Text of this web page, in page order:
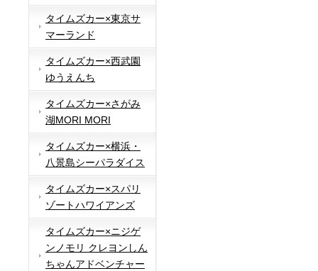
タイムズカー×東京サ
マーランド
タイムズカー×西武園
ゆうえんち
タイムズカー×さがみ
湖MORI MORI
タイムズカー×横浜・
八景島シーパラダイス
タイムズカー×スパリ
ゾートハワイアンズ
タイムズカー×ニジゲ
ンノモリ クレヨンしん
ちゃんアドベンチャー